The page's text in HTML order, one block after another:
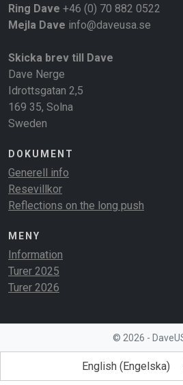
Ring Dave +46 (0) 70 882 0522
Mejla Dave info@daveusa.se
Skicka brev till Dave
Dave Nerge
Idrottsgatan 2,5
169 35, Solna
Sweden
DOKUMENT
Generell info
Resevillkor
Reflections on the long push
MENY
Information
Turer 2025
Turer 2026
© 2026 -
English(Engelska)